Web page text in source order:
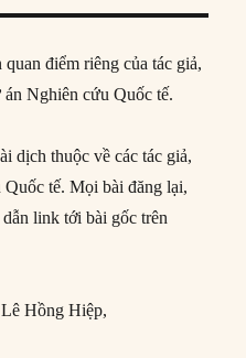
điểm riêng của tác giả,
Nghiên cứu Quốc tế.
dịch thuộc về các tác giả,
tế. Mọi bài đăng lại,
link tới bài gốc trên
Hồng Hiệp,